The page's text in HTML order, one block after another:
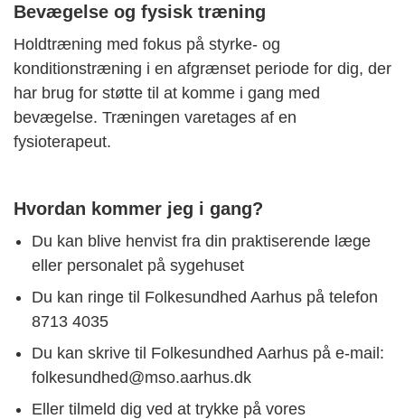
Bevægelse og fysisk træning
Holdtræning med fokus på styrke- og
konditionstræning i en afgrænset periode for dig, der
har brug for støtte til at komme i gang med
bevægelse. Træningen varetages af en
fysioterapeut.
Hvordan kommer jeg i gang?
Du kan blive henvist fra din praktiserende læge
eller personalet på sygehuset
Du kan ringe til Folkesundhed Aarhus på telefon
8713 4035
Du kan skrive til Folkesundhed Aarhus på e-mail:
folkesundhed@mso.aarhus.dk
Eller tilmeld dig ved at trykke på vores